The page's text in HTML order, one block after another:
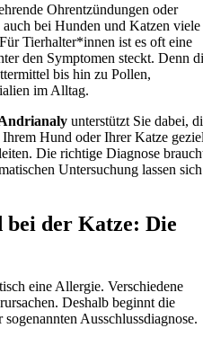
Ohrentzündungen oder
bei Hunden und Katzen viele
Tierhalter*innen ist es oft eine
den Symptomen steckt. Denn
bis hin zu Pollen,
im Alltag.
unterstützt Sie dabei,
Hund oder Ihrer Katze
Die richtige Diagnose
Untersuchung lassen
der Katze: Die
eine Allergie. Verschiedene
Deshalb beginnt die
Ausschlussdiagnose.